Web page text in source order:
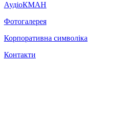
АудіоКМАН
Фотогалерея
Корпоративна символіка
Контакти